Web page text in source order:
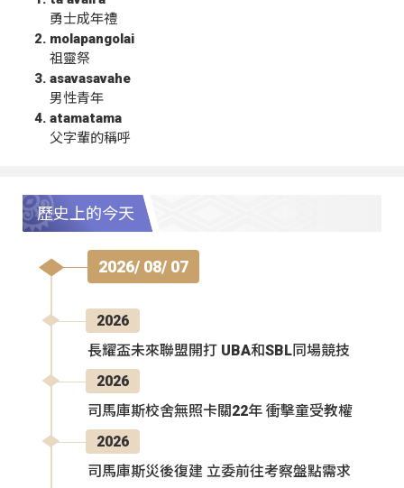
勇士成年禮
molapangolai
祖靈祭
asavasavahe
男性青年
atamatama
父字輩的稱呼
歷史上的今天
2026/ 08/ 07
2026
長耀盃未來聯盟開打 UBA和SBL同場競技
2026
司馬庫斯校舍無照卡關22年 衝擊童受教權
2026
司馬庫斯災後復建 立委前往考察盤點需求